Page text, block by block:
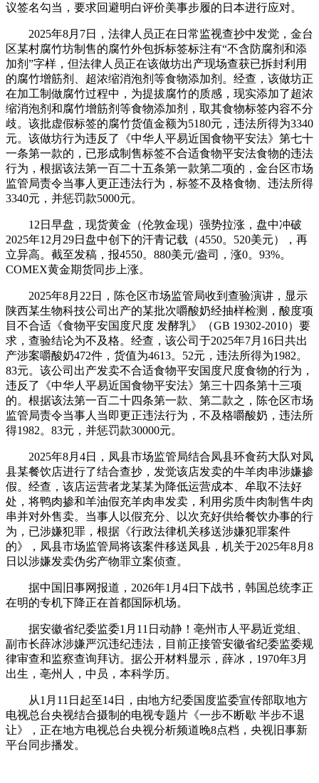
议签名勾当，要求回避明白评价美事步履的日本进行应对。
2025年8月7日，法律人员正在日常监视查抄中发觉，金台
区某村腐竹坊制售的腐竹外包拆标签标注有“不含防腐剂和添
加剂”字样，但法律人员正在该做坊出产现场查获已拆封利用
的腐竹增筋剂、超浓缩消泡剂等食物添加剂。经查，该做坊正
在加工制做腐竹过程中，为提拔腐竹的质感，现实添加了超浓
缩消泡剂和腐竹增筋剂等食物添加剂，取其食物标签内容不分
歧。该批虚假标签的腐竹货值金额为5180元，违法所得为3340
元。该做坊行为违反了《中华人平易近国食物平安法》第七十
一条第一款的，已形成制售标签不合适食物平安法食物的违法
行为，根据该法第一百二十五条第一款第二项的，金台区市场
监管局责令当事人更正违法行为，标签不及格食物、违法所得
3340元，并惩罚款5000元。
12日早盘，现货黄金（伦敦金现）强势拉涨，盘中冲破
2025年12月29日盘中创下的汗青记载（4550。520美元），再
立异高。截至发稿，报4550。880美元/盎司，涨0。93%。
COMEX黄金期货同步上涨。
2025年8月22日，陈仓区市场监管局收到查验演讲，显示
陕西某生物科技公司出产的某批次嚼酸奶经抽样检测，酸度项
目不合适《食物平安国度尺度 发酵乳》（GB 19302-2010）要
求，查验结论为不及格。经查，该公司于2025年7月16日共出
产涉案嚼酸奶472件，货值为4613。52元，违法所得为1982。
83元。该公司出产发卖不合适食物平安国度尺度食物的行为，
违反了《中华人平易近国食物平安法》第三十四条第十三项
的。根据该法第一百二十四条第一款、第二款之，陈仓区市场
监管局责令当事人当即更正违法行为，不及格嚼酸奶，违法所
得1982。83元，并惩罚款30000元。
2025年8月4日，凤县市场监管局结合凤县环食药大队对凤
县某餐饮店进行了结合查抄，发觉该店发卖的牛羊肉串涉嫌掺
假。经查，该店运营者龙某某为降低运营成本、牟取不法好
处，将鸭肉掺和羊油假充羊肉串发卖，利用劣质牛肉制售牛肉
串并对外售卖。当事人以假充分、以次充好供给餐饮办事的行
为，已涉嫌犯罪，根据《行政法律机关移送涉嫌犯罪案件
的》，凤县市场监管局将该案件移送凤县，机关于2025年8月8
日以涉嫌发卖伪劣产物罪立案侦查。
据中国旧事网报道，2026年1月4日下战书，韩国总统李正
在明的专机下降正在首都国际机场。
据安徽省纪委监委1月11日动静！亳州市人平易近党组、
副市长薛冰涉嫌严沉违纪违法，目前正接管安徽省纪委监委规
律审查和监察查询拜访。据公开材料显示，薛冰，1970年3月
出生，亳州人，中员，本科学历。
从1月11日起至14日，由地方纪委国度监委宣传部取地方
电视总台央视结合摄制的电视专题片《一步不断歇 半步不退
让》，正在地方电视总台央视分析频道晚8点档，央视旧事新
平台同步播发。